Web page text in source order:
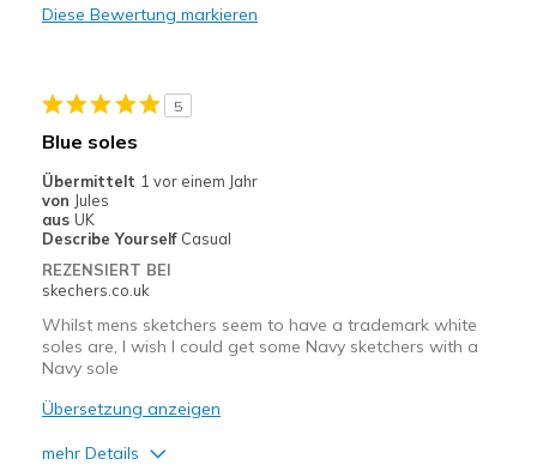
Largeur
Opinion sur
Chaussures
Les chaussures sont faites pour
Diese Bewertung markieren
5
Blue soles
Übermittelt 1 vor einem Jahr
von Jules
aus UK
Describe Yourself Casual
REZENSIERT BEI
skechers.co.uk
Whilst mens sketchers seem to have a trademark white
soles are, I wish I could get some Navy sketchers with a
Navy sole
Übersetzung anzeigen
mehr Details